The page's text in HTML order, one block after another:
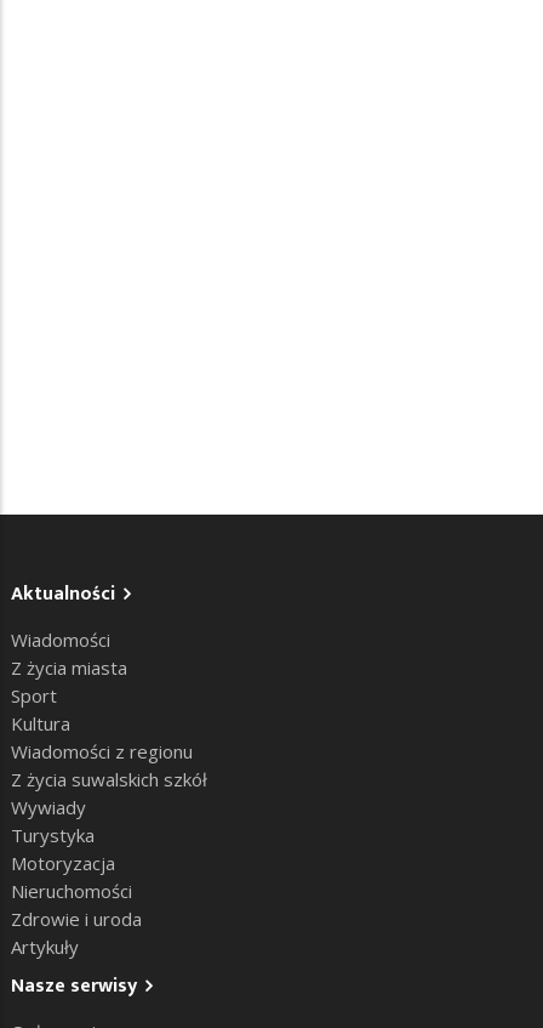
Aktualności
Wiadomości
Z życia miasta
Sport
Kultura
Wiadomości z regionu
Z życia suwalskich szkół
Wywiady
Turystyka
Motoryzacja
Nieruchomości
Zdrowie i uroda
Artykuły
Nasze serwisy